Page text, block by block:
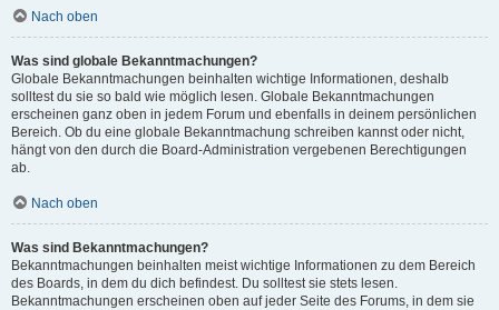
Nach oben
Was sind globale Bekanntmachungen?
Globale Bekanntmachungen beinhalten wichtige Informationen, deshalb
solltest du sie so bald wie möglich lesen. Globale Bekanntmachungen
erscheinen ganz oben in jedem Forum und ebenfalls in deinem persönlichen
Bereich. Ob du eine globale Bekanntmachung schreiben kannst oder nicht,
hängt von den durch die Board-Administration vergebenen Berechtigungen
ab.
Nach oben
Was sind Bekanntmachungen?
Bekanntmachungen beinhalten meist wichtige Informationen zu dem Bereich
des Boards, in dem du dich befindest. Du solltest sie stets lesen.
Bekanntmachungen erscheinen oben auf jeder Seite des Forums, in dem sie